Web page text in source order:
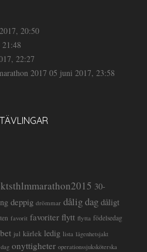
20:50
22:27
2017 05 juni 2017, 23:58
30-
deppig drömmar dålig dag dåligt
favorit favoriter flytt flytta födelsedag
jul kärlek ledig lista lägenhetsjakt
onyttigheter operationssjuksköterska